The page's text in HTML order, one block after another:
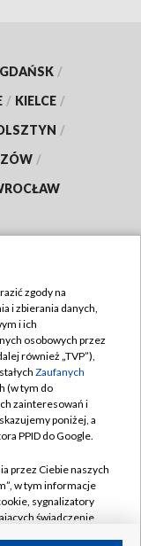
GDAŃSK /
/ KIELCE /
/
/
zgody na
i zbierania danych,
i ich
osobowych przez
również „TVP”),
Zaufanych
(w tym do
zainteresowań i
poniżej, a
PPID do Google.
przez Ciebie naszych
w tym informacje
sygnalizatory
świadczenie